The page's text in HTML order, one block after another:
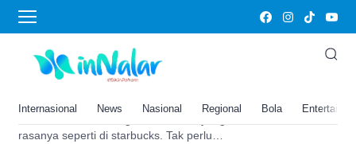
Internasional News Nasional Regional Bola
green tea latte
Cara Membuat Green Tea Latte
Rasa Starbucks, Simple dan Pas
rasanya seperti di starbucks. Tak perlu